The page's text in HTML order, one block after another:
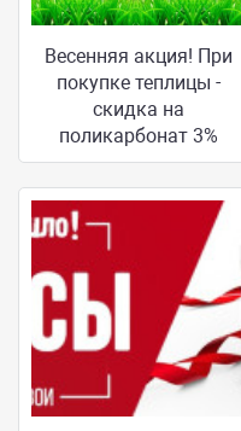
Весенняя акция! При
покупке теплицы -
скидка на
поликарбонат 3%